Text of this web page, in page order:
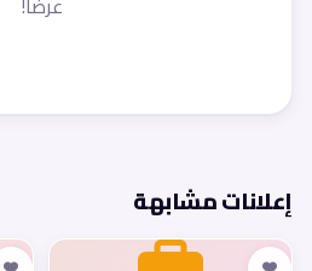
إعلانات مشابهة